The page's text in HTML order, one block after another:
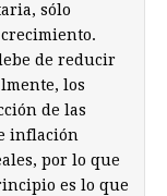
sólo
de reducir
los
de las
inflación
por lo que
es lo que